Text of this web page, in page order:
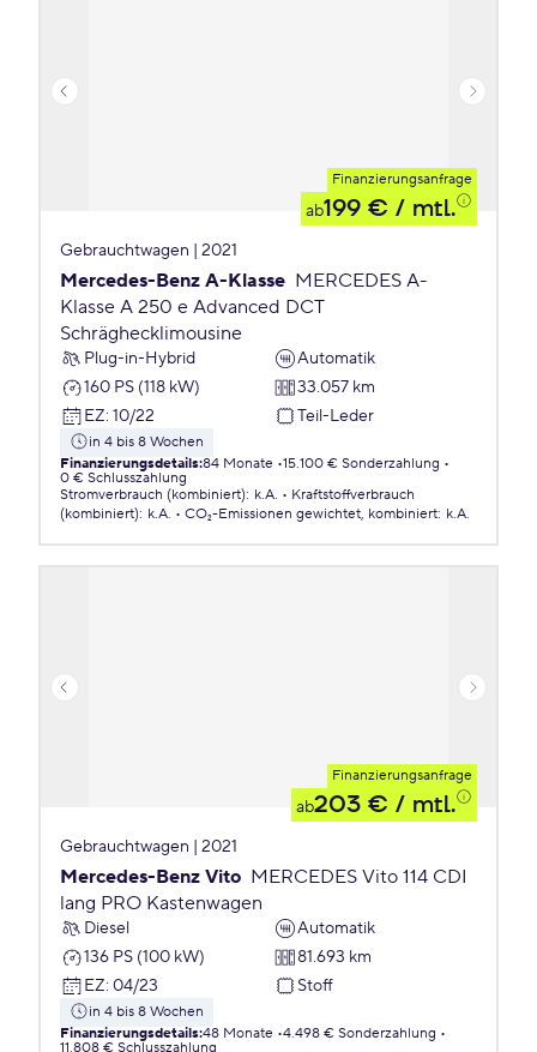
Finanzierungsanfrage
ab199 € / mtl.
Gebrauchtwagen | 2021
Mercedes-Benz A-Klasse MERCEDES A-
Klasse A 250 e Advanced DCT
Schräghecklimousine
Plug-in-Hybrid
Automatik
160 PS (118 kW)
33.057 km
EZ: 10/22 Teil-Leder
in 4 bis 8 Wochen
Finanzierungsdetails:84 Monate 15.100 € Sonderzahlung
0 € Schlusszahlung
Stromverbrauch (kombiniert): k.A.
Kraftstoffverbrauch
(kombiniert): k.A. CO₂-Emissionen gewichtet, kombiniert: k.A.
Finanzierungsanfrage
ab203 € / mtl.
Gebrauchtwagen | 2021
Mercedes-Benz Vito MERCEDES Vito 114 CDI
lang PRO Kastenwagen
Diesel
Automatik
136 PS (100 kW)
81.693 km
EZ: 04/23 Stoff
in 4 bis 8 Wochen
Finanzierungsdetails:48 Monate 4.498 € Sonderzahlung
11.808 € Schlusszahlung